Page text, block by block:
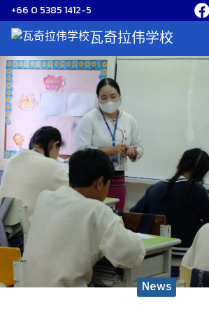
Skip
to
content
+66 0 5385 1412-5
瓦奇拉伟学校
Search
for:
News